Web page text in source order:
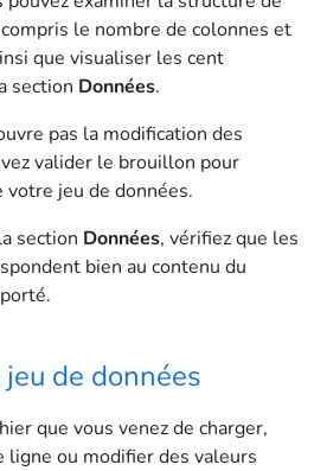
le nombre de colonnes et
que visualiser les cent
section Données.
pas la modification des
valider le brouillon pour
jeu de données.
section Données, vérifiez que les
bien au contenu du
de données
que vous venez de charger,
ligne ou modifier des valeurs